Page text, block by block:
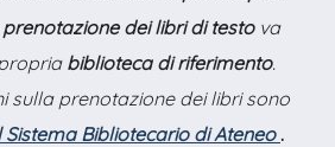
prenotazione dei libri di testova
biblioteca di riferimento.
sulla prenotazione dei libri sono
Sistema Bibliotecario di Ateneo .